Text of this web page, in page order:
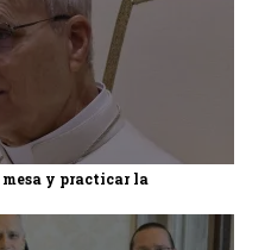
y practicar la